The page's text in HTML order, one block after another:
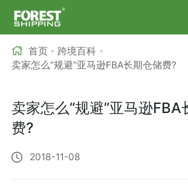
首页 > 跨境百科 >
卖家怎么“规避”亚马逊FBA长期仓储费?
卖家怎么“规避”亚马逊FBA
费?
2018-11-08